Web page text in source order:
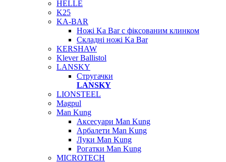
HELLE
K25
KA-BAR
Ножі Ka Bar c фіксованим клинком
Складні ножі Ka Bar
KERSHAW
Klever Ballistol
LANSKY
Стругачки
LANSKY
LIONSTEEL
Magpul
Man Kung
Аксесуари Man Kung
Арбалети Man Kung
Луки Man Kung
Рогатки Man Kung
MICROTECH